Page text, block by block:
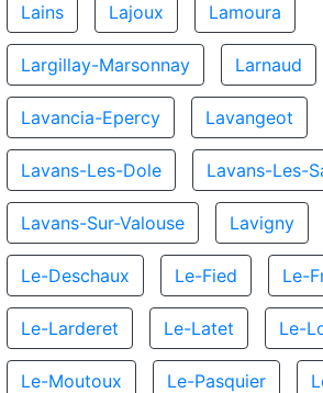
Lains Lajoux Lamoura
Largillay-Marsonnay Larnaud
Lavancia-Epercy Lavangeot
Lavans-Les-Dole Lavans-Les-
Lavans-Sur-Valouse Lavigny
Le-Deschaux Le-Fied Le-
Le-Larderet Le-Latet Le-
Le-Moutoux Le-Pasquier